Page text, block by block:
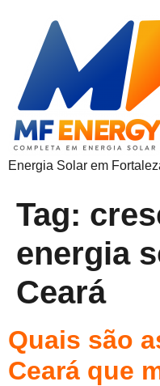
Energia Solar em
Tag:
energia
Ceará
Quais são
Ceará que